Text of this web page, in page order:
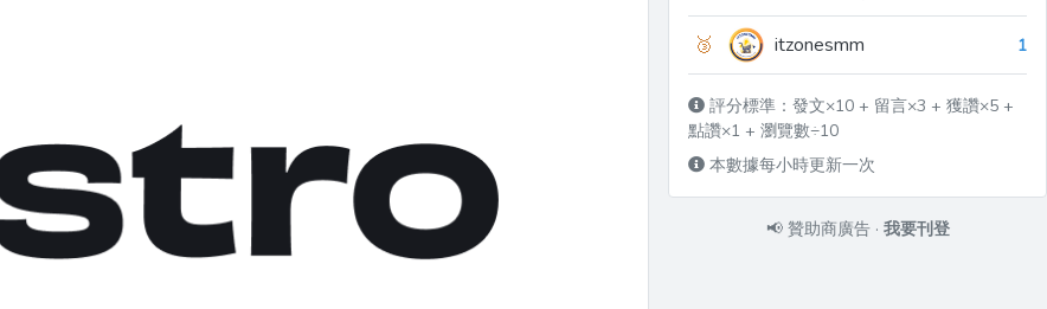
🥉 itzonesmm 1
評分標準：發文×10 + 留言×3 + 獲讚×5 +
點讚×1 + 瀏覽數÷10
本數據每小時更新一次
📢 贊助商廣告 · 我要刊登